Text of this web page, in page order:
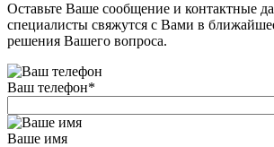
Оставьте Ваше сообщение и контактные
специалисты свяжутся с Вами в
решения Вашего вопроса.
Ваш телефон*
Ваше имя